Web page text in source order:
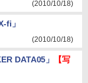
(2010/10/18)
fi」
(2010/10/18)
DATA05」
【写